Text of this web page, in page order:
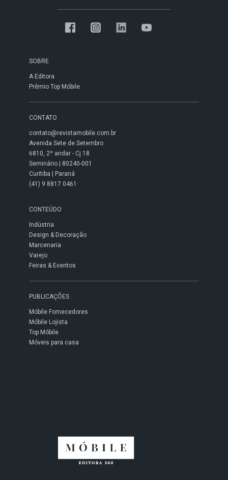
SOBRE
A Editora
Prêmio Top Móbile
CONTATO
contato@revistamobile.com.br
Avenida Sete de Setembro
6810, 2º andar - Cj 18
Seminário | 80240-001
Curitiba | Paraná
(41) 9 8817 0461
CONTEÚDO
Indústria
Design & Decoração
Marcenaria
Varejo
Feiras & Eventos
PUBLICAÇÕES
Móbile Fornecedores
Móbile Lojista
Top Móbile
Móveis para casa